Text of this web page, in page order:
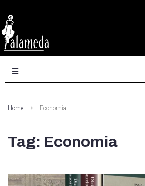
Home Economia
Tag: Economia